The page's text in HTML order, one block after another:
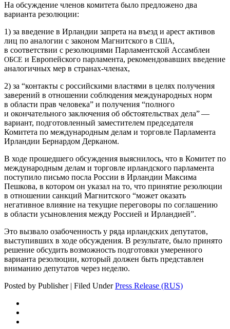
На обсуждение членов комитета было предложено два
варианта резолюции:
1) за введение в Ирландии запрета на въезд и арест активов
лиц по аналогии с законом Магнитского в США,
в соответствии с резолюциями Парламентской Ассамблеи
ОБСЕ и Европейского парламента, рекомендовавших введение
аналогичных мер в странах-членах,
2) за “контакты с российскими властями в целях получения
заверений в отношении соблюдения международных норм
в области прав человека” и получения “полного
и окончательного заключения об обстоятельствах дела” —
вариант, подготовленный заместителем председателя
Комитета по международным делам и торговле Парламента
Ирландии Бернардом Дерканом.
В ходе прошедшего обсуждения выяснилось, что в Комитет по
международным делам и торговле ирландского парламента
поступило письмо посла России в Ирландии Максима
Пешкова, в котором он указал на то, что принятие резолюции
в отношении санкций Магнитского “может оказать
негативное влияние на текущие переговоры по соглашению
в области усыновления между Россией и Ирландией”.
Это вызвало озабоченность у ряда ирландских депутатов,
выступивших в ходе обсуждения. В результате, было принято
решение обсудить возможность подготовки умеренного
варианта резолюции, который должен быть представлен
вниманию депутатов через неделю.
Posted by Publisher | Filed UnderPress Release (RUS)